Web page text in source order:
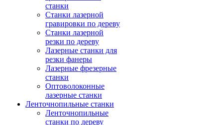
станки
Станки лазерной
гравировки по дереву
Станки лазерной
резки по дереву
Лазерные станки для
резки фанеры
Лазерные фрезерные
станки
Оптоволоконные
лазерные станки
Ленточнопильные станки
Ленточнопильные
станки по дереву